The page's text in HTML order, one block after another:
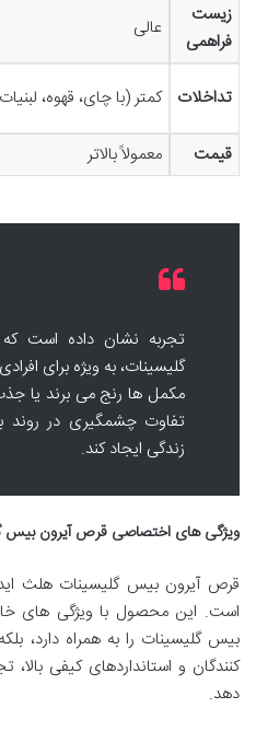
زیست
فراهمی
عالی
تداخلات کمتر (با چای، قهوه،
قیمت
معمولاً بالاتر
تجربه نشان داده است
گلیسینات، به ویژه برای
مکمل ها رنج می برند یا
تفاوت چشمگیری در روند
زندگی ایجاد کند.
ویژگی های اختصاصی قرص آیرون بیس
قرص آیرون بیس گلیسینات هلث
است. این محصول با ویژگی های
بیس گلیسینات را به همراه دارد،
کنندگان و استانداردهای کیفی
دهد.